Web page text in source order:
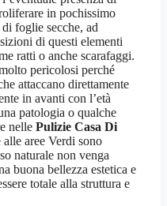
in pochissimo
foglie secche, ad
di questi elementi
ratti o anche scarafaggi.
pericolosi perché
attaccano direttamente
in avanti con l’età
patologia o qualche
nelle Pulizie Casa Di
alle aree Verdi sono
naturale non venga
buona bellezza estetica e
totale alla struttura e